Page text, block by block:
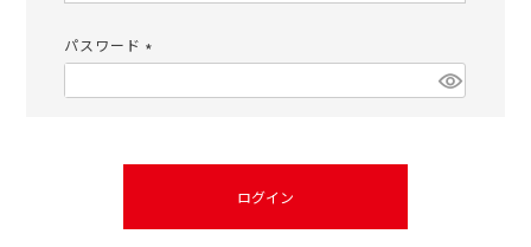
パスワード
須)
ログイン